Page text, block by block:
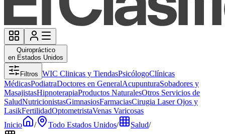
Quiropráctico
en Estados Unidos
Filtros WIC Clinicas y TiendasPsicólogoClínicas
MédicasPodiatraDoctores en GeneralAcupunturaSobadores y
MasajistasHipnoterapiaProductos NaturalesOtros Servicios de
SaludNutricionistasGimnasiosFarmaciasCirugia Laser Ojos y
LasikFertilidadOptometristaVenas Varicosas
Inicio
/ Todo Estados Unidos/ Salud/